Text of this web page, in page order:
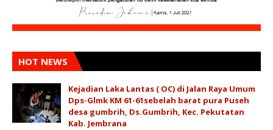
HOT NEWS
Kejadian Laka Lantas ( OC) di Jalan Raya Umum
Dps-Glmk KM 61-61sebelah barat pura Puseh
desa gumbrih, Ds.Gumbrih, Kec. Pekutatan
Kab. Jembrana